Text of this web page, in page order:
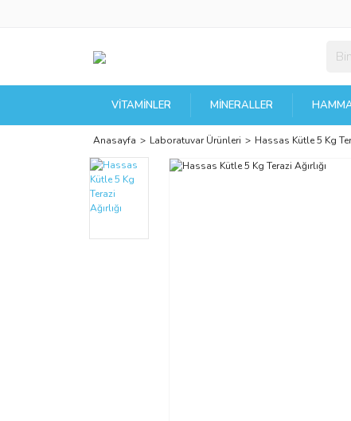
VITAMINLER MINERALLER
Anasayfa Laboratuvar Ürünleri Hassas Kütle 5 Kg